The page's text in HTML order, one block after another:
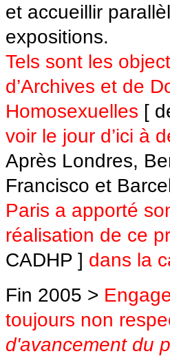
et accueillir
expositions.
Tels sont les
d’Archives et de
Homosexuelles [
voir le jour d’ici à
Après Londres,
Francisco et
Paris a apporté
réalisation de ce
CADHP ] dans la
Fin 2005 >
toujours non
d'avancement du